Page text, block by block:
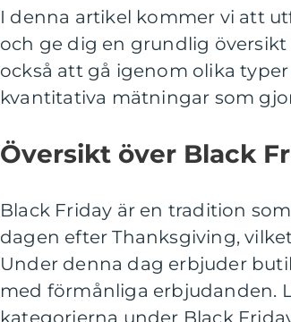
I denna artikel kommer vi att
och ge dig en grundlig
också att gå igenom olika
kvantitativa mätningar som
Översikt över Black
Black Friday är en tradition
dagen efter Thanksgiving,
Under denna dag erbjuder
med förmånliga erbjudanden.
kategorierna under Black